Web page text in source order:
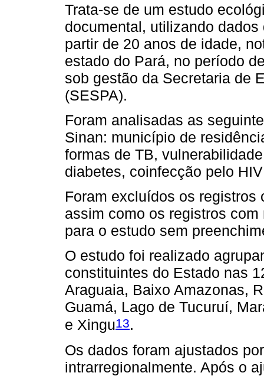
Trata-se de um estudo
documental, utilizando
partir de 20 anos de idade,
estado do Pará, no período
sob gestão da Secretaria de
(SESPA).
Foram analisadas as
Sinan: município de
formas de TB,
diabetes, coinfecção pelo
Foram excluídos os
assim como os registros
para o estudo sem
O estudo foi realizado
constituintes do Estado nas
Araguaia, Baixo Amazonas,
Guamá, Lago de Tucuruí,
e Xingu13.
Os dados foram ajustados
intrarregionalmente. Após o